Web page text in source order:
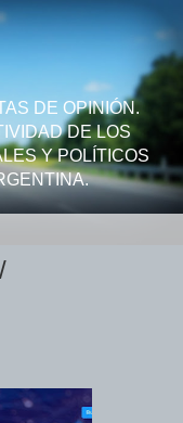
DE OPINIÓN.
DE LOS
Y POLÍTICOS